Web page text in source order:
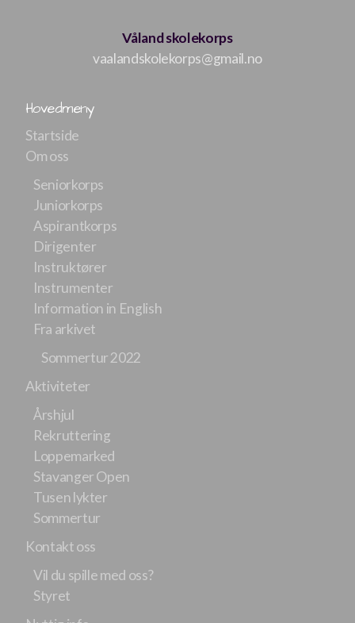
Våland skolekorps
vaalandskolekorps@gmail.no
Hovedmeny
Startside
Om oss
Seniorkorps
Juniorkorps
Aspirantkorps
Dirigenter
Instruktører
Instrumenter
Information in English
Fra arkivet
Sommertur 2022
Aktiviteter
Årshjul
Rekruttering
Loppemarked
Stavanger Open
Tusen lykter
Sommertur
Kontakt oss
Vil du spille med oss?
Styret